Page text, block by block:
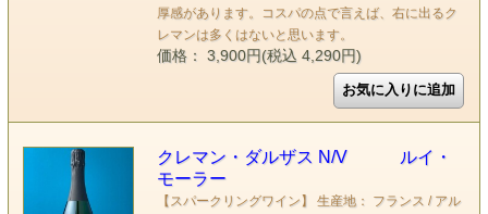
厚感があります。コスパの点で言えば、右に出るク
レマンは多くはないと思います。
価格： 3,900円(税込 4,290円)
クレマン・ダルザス N/V ルイ・
モーラー
【スパークリングワイン】 生産地： フランス / アル